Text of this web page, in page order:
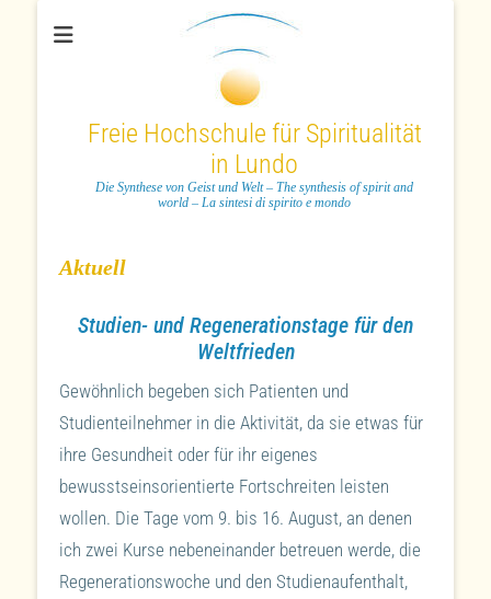
Freie Hochschule für Spiritualität
in Lundo
Die Synthese von Geist und Welt – The synthesis of spirit and
world – La sintesi di spirito e mondo
Aktuell
Studien- und Regenerationstage für den
Weltfrieden
Gewöhnlich begeben sich Patienten und
Studienteilnehmer in die Aktivität, da sie etwas für
ihre Gesundheit oder für ihr eigenes
bewusstseinsorientierte Fortschreiten leisten
wollen. Die Tage vom 9. bis 16. August, an denen
ich zwei Kurse nebeneinander betreuen werde, die
Regenerationswoche und den Studienaufenthalt,